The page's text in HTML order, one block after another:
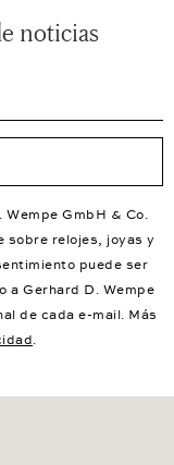
noticias
GmbH & Co.
sobre relojes, joyas y
puede ser
a Gerhard D. Wempe
de cada e-mail. Más
.